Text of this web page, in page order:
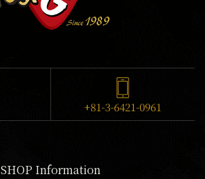
+81-3-6421-0961
SHOP Information